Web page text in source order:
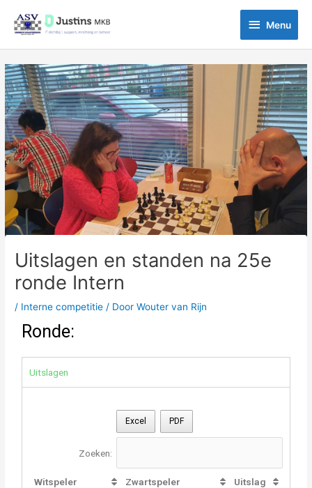
naar
inhoud
Menu
Menu
Uitslagen en standen na 25e
ronde Intern
/ Interne competitie / DoorWouter van Rijn
Ronde:
Uitslagen
Excel PDF
Zoeken:
Witspeler Zwartspeler Uitslag
Bericht
navigatie